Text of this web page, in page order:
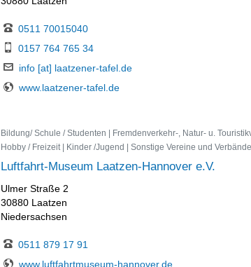
0511 70015040
0157 764 765 34
info [at] laatzener-tafel.de
www.laatzener-tafel.de
Bildung/ Schule / Studenten | Fremdenverkehr-, Natur- u.
Hobby / Freizeit | Kinder /Jugend | Sonstige Vereine und Verbände
Luftfahrt-Museum Laatzen-Hannover e.V.
Ulmer Straße 2
30880 Laatzen
Niedersachsen
0511 879 17 91
www.luftfahrtmuseum-hannover.de